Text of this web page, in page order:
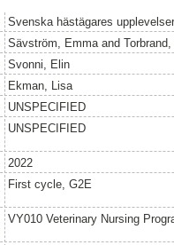
Svenska hästägares
Sävström, Emmaand
Svonni, Elin
Ekman, Lisa
UNSPECIFIED
UNSPECIFIED
2022
First cycle, G2E
VY010 Veterinary Nursing